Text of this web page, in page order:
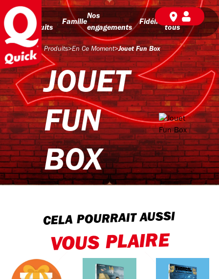
Nos
produits
Famille
Nos
engagements
Fidélité
BD pour
tous
Produits>En Ce Moment>Jouet Fun Box
JOUET
FUN
BOX
CELA POURRAIT AUSSI
VOUS PLAIRE